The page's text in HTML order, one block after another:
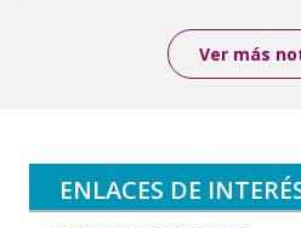
Ver más
ENLACES DE